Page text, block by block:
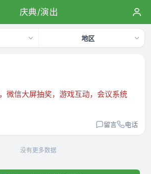
庆典/演出
地区
微信大屏抽奖，游戏互动，会议系统
留言 电话
没有更多数据